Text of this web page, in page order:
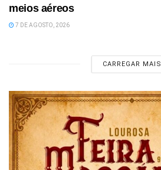
meios aéreos
7 DE AGOSTO, 2026
CARREGAR MAIS